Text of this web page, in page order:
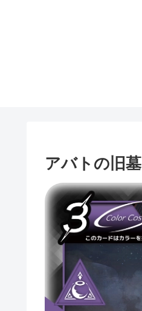
アバトの旧墓